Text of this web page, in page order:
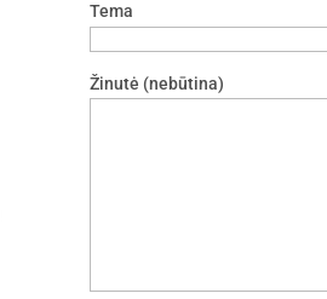
Tema
Žinutė (nebūtina)